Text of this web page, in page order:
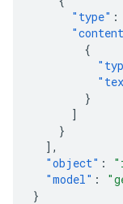
"type" :
{
}
]
}
],
"object" :
"model" :
}